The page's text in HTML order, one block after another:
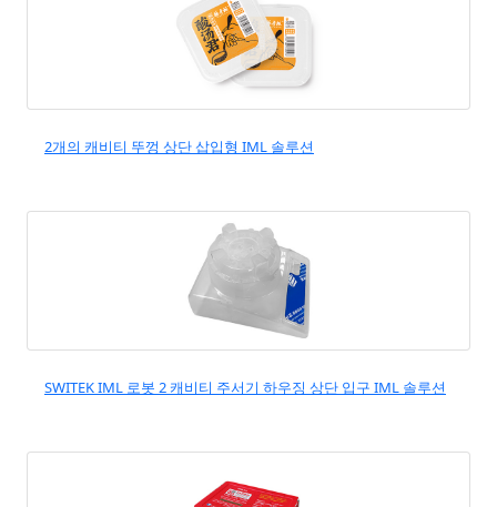
2개의 캐비티 뚜껑 상단 삽입형 IML 솔루션
SWITEK IML 로봇 2 캐비티 주서기 하우징 상단 입구 IML 솔루션